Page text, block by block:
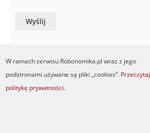
Newsletter
W ramach serwisu Robonomika.pl wraz z jego
podstronami używane są pliki „cookies”. Przeczytaj
politykę prywatności.